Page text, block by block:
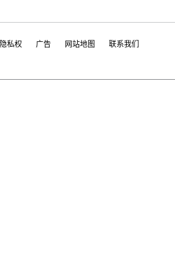
隐私权 广告 网站地图 联系我们